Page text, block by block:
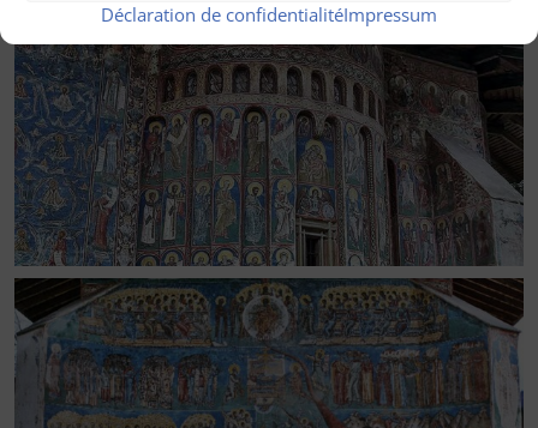
Déclaration de confidentialitéImpressum